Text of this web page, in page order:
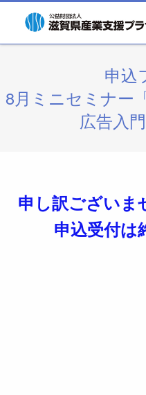
申込
8月ミニセミナー
広告入
申し訳ございま
申込受付は